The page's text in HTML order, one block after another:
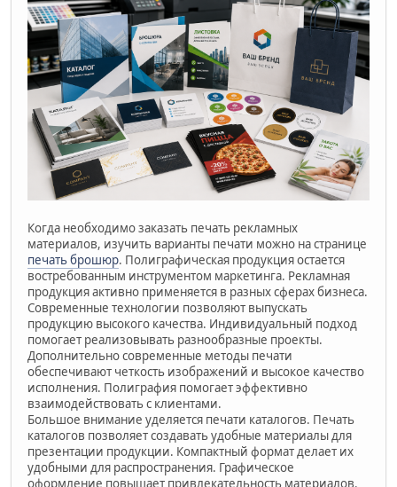
Когда необходимо заказать печать рекламных
материалов, изучить варианты печати можно на странице
печать брошюр. Полиграфическая продукция остается
востребованным инструментом маркетинга. Рекламная
продукция активно применяется в разных сферах бизнеса.
Современные технологии позволяют выпускать
продукцию высокого качества. Индивидуальный подход
помогает реализовывать разнообразные проекты.
Дополнительно современные методы печати
обеспечивают четкость изображений и высокое качество
исполнения. Полиграфия помогает эффективно
взаимодействовать с клиентами.
Большое внимание уделяется печати каталогов. Печать
каталогов позволяет создавать удобные материалы для
презентации продукции. Компактный формат делает их
удобными для распространения. Графическое
оформление повышает привлекательность материалов.